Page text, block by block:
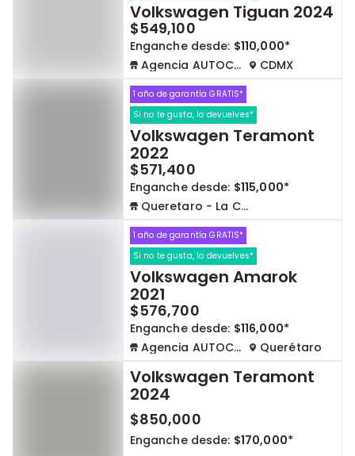
Volkswagen Tiguan 2024
$549,100
Enganche desde: $110,000*
Agencia AUTOCOM
CDMX
1 año de garantía GRATIS*
Si no te gusta, lo devuelves*
Volkswagen Teramont
2022
$571,400
Enganche desde: $115,000*
Queretaro - La Capilla
1 año de garantía GRATIS*
Si no te gusta, lo devuelves*
Volkswagen Amarok
2021
$576,700
Enganche desde: $116,000*
Agencia AUTOCOM
Querétaro
Volkswagen Teramont
2024
$850,000
Enganche desde: $170,000*